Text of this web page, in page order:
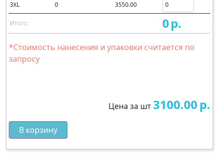
3XL 0 3550.00
Итого: 0р.
*Стоимость нанесения и упаковки считается по
запросу
Цена за шт 3100.00р.
В корзину